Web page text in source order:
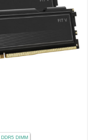
DDR5 DIMM